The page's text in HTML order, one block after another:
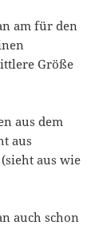
am für den
Größe
aus dem
aus
aus wie
auch schon